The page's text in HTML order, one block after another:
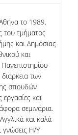
το 1989.
του τμήματος
και Δημόσιας
και
των
σπουδών
και
σεμινάρια.
και καλά
γνώσεις Η/Υ